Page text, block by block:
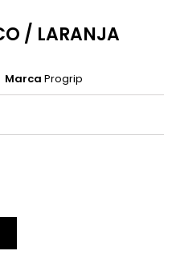
/ LARANJA
Marca Progrip